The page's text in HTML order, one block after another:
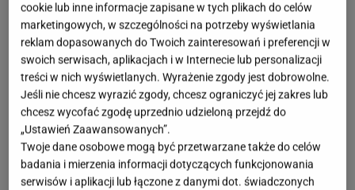
cookie lub inne informacje zapisane w tych plikach do celów
marketingowych, w szczególności na potrzeby wyświetlania
reklam dopasowanych do Twoich zainteresowań i preferencji w
swoich serwisach, aplikacjach i w Internecie lub personalizacji
treści w nich wyświetlanych. Wyrażenie zgody jest dobrowolne.
Jeśli nie chcesz wyrazić zgody, chcesz ograniczyć jej zakres lub
chcesz wycofać zgodę uprzednio udzieloną przejdź do
„Ustawień Zaawansowanych”.
Twoje dane osobowe mogą być przetwarzane także do celów
badania i mierzenia informacji dotyczących funkcjonowania
serwisów i aplikacji lub łączone z danymi dot. świadczonych